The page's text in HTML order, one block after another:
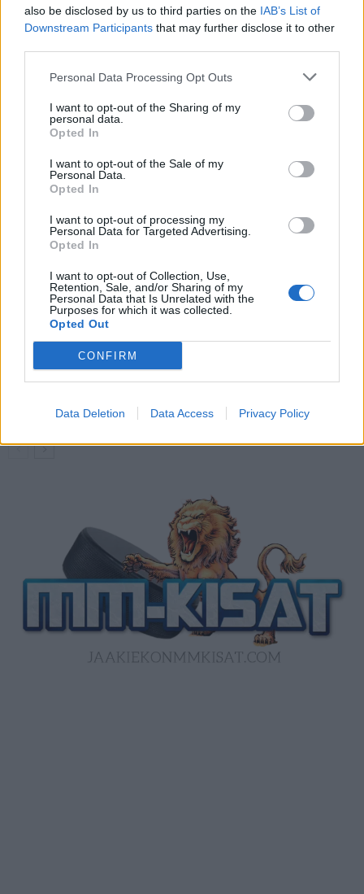
also be disclosed by us to third parties on the IAB’s List of
Downstream Participants that may further disclose it to other
Personal Data Processing Opt Outs
I want to opt-out of the Sharing of my
personal data.
Opted In
I want to opt-out of the Sale of my
Personal Data.
Opted In
I want to opt-out of processing my
Personal Data for Targeted Advertising.
Opted In
I want to opt-out of Collection, Use,
Retention, Sale, and/or Sharing of my
Personal Data that Is Unrelated with the
Purposes for which it was collected.
Opted Out
CONFIRM
Data Deletion Data Access Privacy Policy
Saroksen jäätävän hintalapun
Star -taitokisan nimiinsä –
suoritus!
LIITTYVÄT ARTIKKELIT LISÄÄ TEKIJÄLTÄ
Leijonat julkisti ketjut Sveitsi-peliin –
Aleksander Barkov tekee paluun
kaukaloon
Venäläisveskari sekosi Suomen 2.
divisioonassa – sai samasta tilanteesta
50 jäähyminuuttia
Kanada – USA klo 15:10 – näin katsot
ottelun ilmaiseksi TV:stä